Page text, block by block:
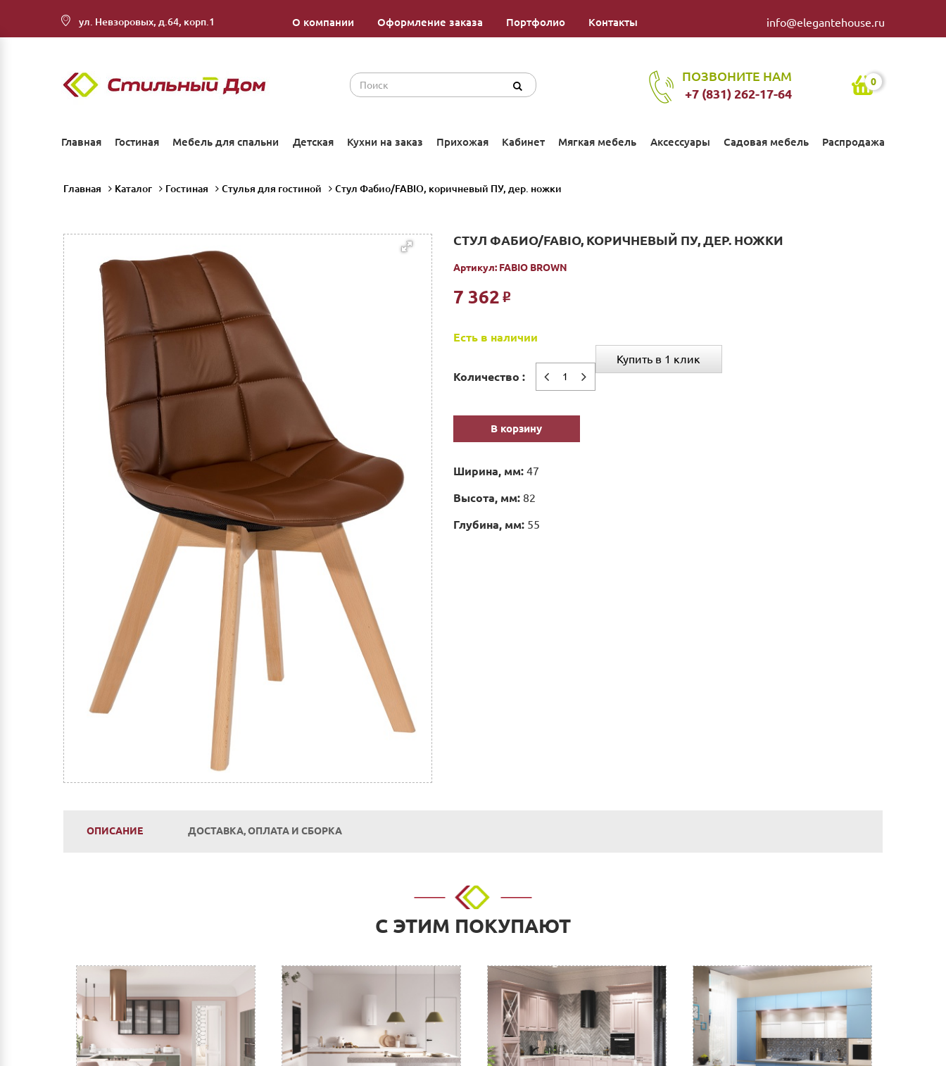
ул. Невзоровых, д.64, корп.1 О компании Оформление заказа Портфолио Контакты info@elegantehouse.ru
ПОЗВОНИТЕ НАМ
+7 (831) 262-17-64
0
Главная Гостиная Мебель для спальни Детская Кухни на заказ Прихожая Кабинет Мягкая мебель Аксессуары Садовая мебель Распродажа
Главная Каталог Гостиная Стулья для гостиной Стул Фабио/FABIO, коричневый ПУ, дер. ножки
СТУЛ ФАБИО/FABIO, КОРИЧНЕВЫЙ ПУ, ДЕР. НОЖКИ
Артикул:FABIO BROWN
7 362 Р
Есть в наличии
Количество :
В корзину
Купить в 1 клик
Ширина, мм:47
Высота, мм:82
Глубина, мм:55
ОПИСАНИЕ ДОСТАВКА, ОПЛАТА И СБОРКА
Наличным и безналичным расчетом в салоне по адресу: г. Нижний Новгород, ул. Невзоровых, д.64, корп.1.
Оплата по счету: Безналичным переводом на расчетный счет. Для физических и юридических лиц.
Как оплатить:
Вы можете заполнить реквизиты при оформлении покупки в Корзине на сайте или прислать их нам на электронную почту (почта сайта)
После этого Вы получите счет для оплаты с необходимыми реквизитами, который можно оплатить в любом отделении банка, либо через Ваш интернет или
мобильный банк, выполнив перевод на счет организации, заполнив платежное поручение согласно полученному счету.
Доставка
С ЭТИМ ПОКУПАЮТ